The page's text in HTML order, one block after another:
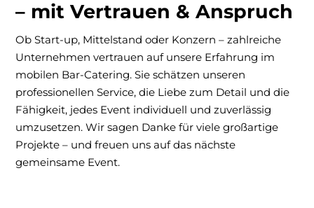
– mit Vertrauen & Anspruch
Ob Start-up, Mittelstand oder Konzern – zahlreiche
Unternehmen vertrauen auf unsere Erfahrung im
mobilen Bar-Catering. Sie schätzen unseren
professionellen Service, die Liebe zum Detail und die
Fähigkeit, jedes Event individuell und zuverlässig
umzusetzen. Wir sagen Danke für viele großartige
Projekte – und freuen uns auf das nächste
gemeinsame Event.